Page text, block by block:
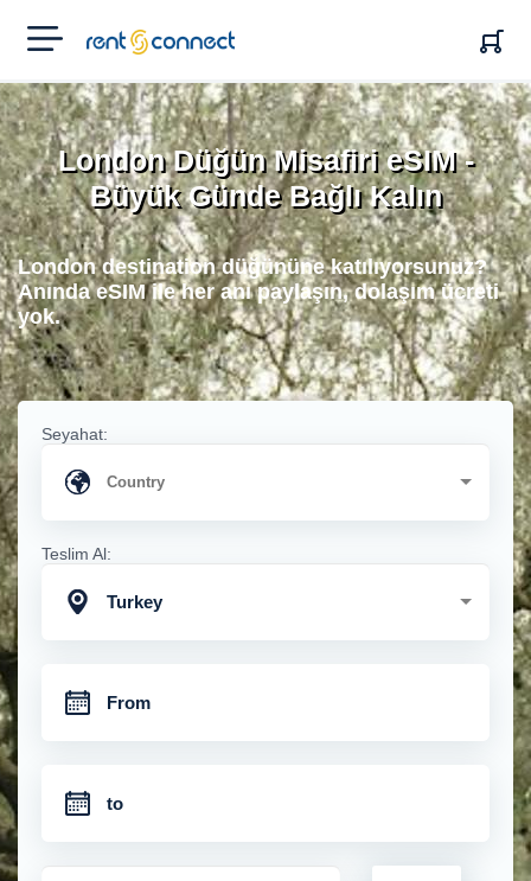
RENT'N
CONNECT
London Düğün Misafiri eSIM -
Büyük Günde Bağlı Kalın
London destination düğününe katılıyorsunuz?
Anında eSIM ile her anı paylaşın, dolaşım ücreti
yok.
Seyahat:
Teslim Al:
Turkey